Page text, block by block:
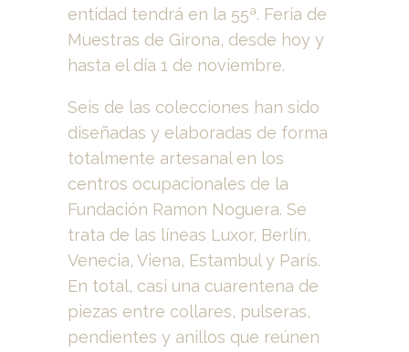
entidad tendrá en la 55ª. Feria de
Muestras de Girona, desde hoy y
hasta el día 1 de noviembre.
Seis de las colecciones han sido
diseñadas y elaboradas de forma
totalmente artesanal en los
centros ocupacionales de la
Fundación Ramon Noguera. Se
trata de las líneas Luxor, Berlín,
Venecia, Viena, Estambul y París.
En total, casi una cuarentena de
piezas entre collares, pulseras,
pendientes y anillos que reúnen